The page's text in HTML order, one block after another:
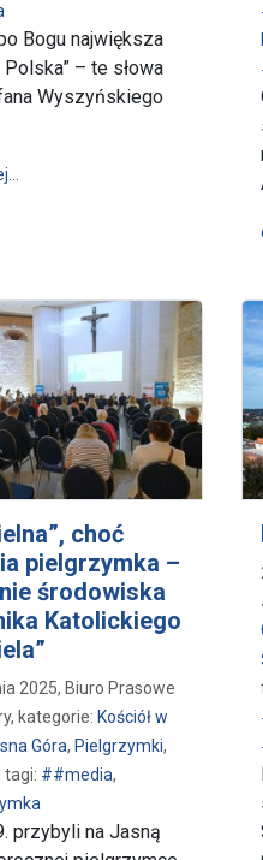
– 19.10.2025r.)
Bogu największa
Polska” – te słowa
Wyszyńskiego
wpis By mądrze kochać
choć
pielgrzymka –
środowiska
Katolickiego
2025, Biuro Prasowe
kategorie: Kościół w
Góra, Pielgrzymki,
tagi: ##media,
przybyli na Jasną